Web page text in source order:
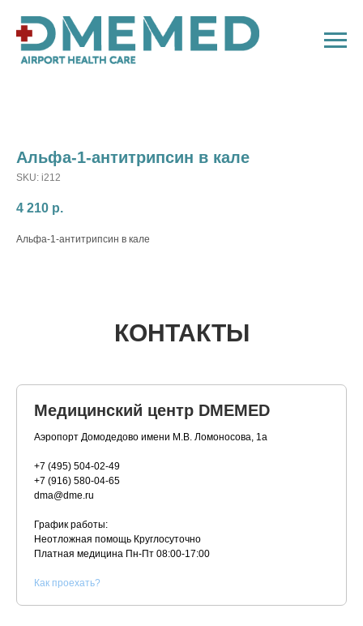
Альфа-1-антитрипсин в кале
SKU: i212
4 210 р.
Альфа-1-антитрипсин в кале
КОНТАКТЫ
Медицинский центр DMEMED
Аэропорт Домодедово имени М.В. Ломоносова, 1а
+7 (495) 504-02-49
+7 (916) 580-04-65
dma@dme.ru
График работы:
Неотложная помощь Круглосуточно
Платная медицина Пн-Пт 08:00-17:00
Как проехать?